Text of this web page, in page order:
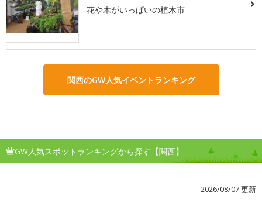
花や木がいっぱいの植木市
関西のGW人気イベントランキング
GW人気スポットランキングから探す【関西】
2026/08/07 更新